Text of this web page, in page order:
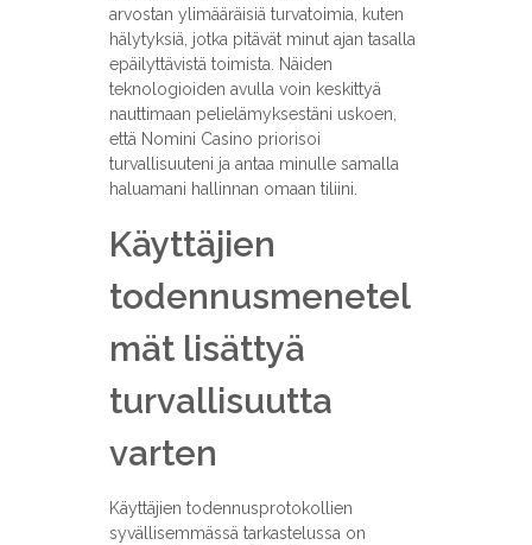
arvostan ylimääräisiä turvatoimia, kuten
hälytyksiä, jotka pitävät minut ajan tasalla
epäilyttävistä toimista. Näiden
teknologioiden avulla voin keskittyä
nauttimaan pelielämyksestäni uskoen,
että Nomini Casino priorisoi
turvallisuuteni ja antaa minulle samalla
haluamani hallinnan omaan tiliini.
Käyttäjien
todennusmenetel
mät lisättyä
turvallisuutta
varten
Käyttäjien todennusprotokollien
syvällisemmässä tarkastelussa on